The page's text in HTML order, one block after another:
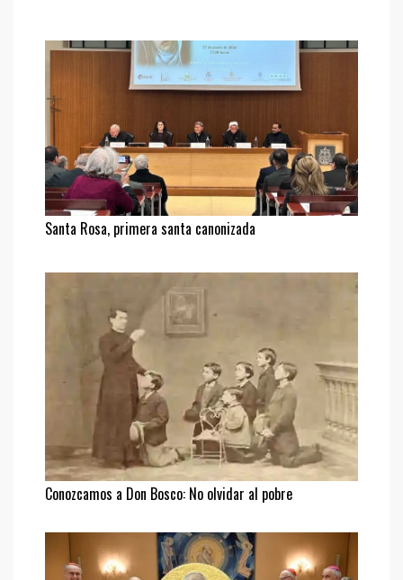
Santa Rosa, primera santa canonizada
Conozcamos a Don Bosco: No olvidar al pobre